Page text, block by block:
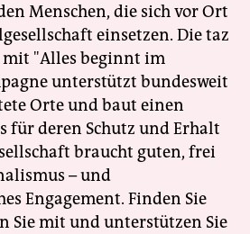
Menschen, die sich vor Ort
einsetzen. Die taz
"Alles beginnt im
unterstützt bundesweit
Orte und baut einen
für deren Schutz und Erhalt
braucht guten, frei
– und
Engagement. Finden Sie
Sie mit und unterstützen Sie